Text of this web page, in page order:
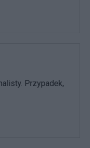
Przypadek,